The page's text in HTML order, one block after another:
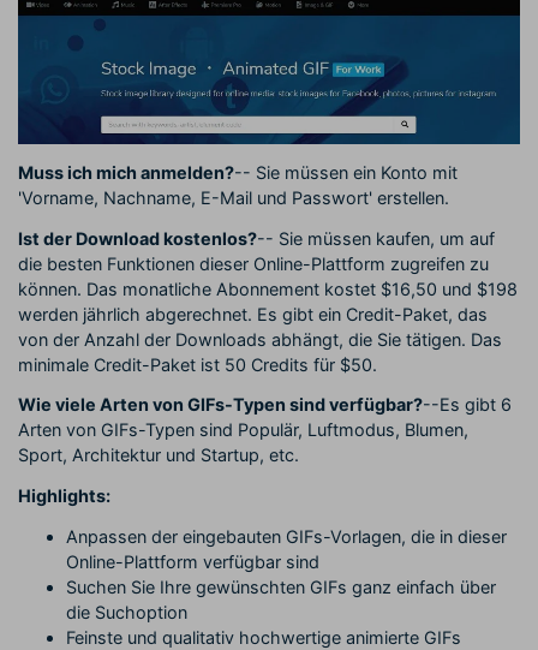
Muss ich mich anmelden?-- Sie müssen ein Konto mit
'Vorname, Nachname, E-Mail und Passwort' erstellen.
Ist der Download kostenlos?-- Sie müssen kaufen, um auf
die besten Funktionen dieser Online-Plattform zugreifen zu
können. Das monatliche Abonnement kostet $16,50 und $198
werden jährlich abgerechnet. Es gibt ein Credit-Paket, das
von der Anzahl der Downloads abhängt, die Sie tätigen. Das
minimale Credit-Paket ist 50 Credits für $50.
Wie viele Arten von GIFs-Typen sind verfügbar?--Es gibt 6
Arten von GIFs-Typen sind Populär, Luftmodus, Blumen,
Sport, Architektur und Startup, etc.
Highlights:
Anpassen der eingebauten GIFs-Vorlagen, die in dieser
Online-Plattform verfügbar sind
Suchen Sie Ihre gewünschten GIFs ganz einfach über
die Suchoption
Feinste und qualitativ hochwertige animierte GIFs